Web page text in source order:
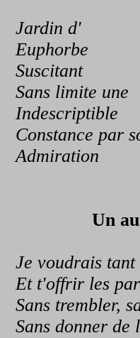
Jardin d'
Euphorbe
Suscitant
Sans limite une
Indescriptible
Constance par
Admiration
Un
Je voudrais tant
Et t'offrir les
Sans trembler,
Sans donner de